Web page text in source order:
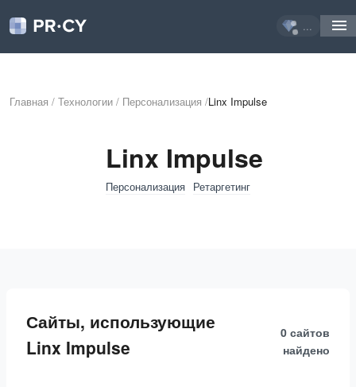
...
Главная / Технологии / Персонализация /Linx Impulse
Linx Impulse
Персонализация Ретаргетинг
Сайты, использующие
Linx Impulse
0 сайтов
найдено